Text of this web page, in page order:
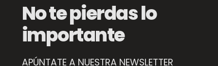
No te pierdas lo
importante
APÚNTATE A NUESTRA NEWSLETTER